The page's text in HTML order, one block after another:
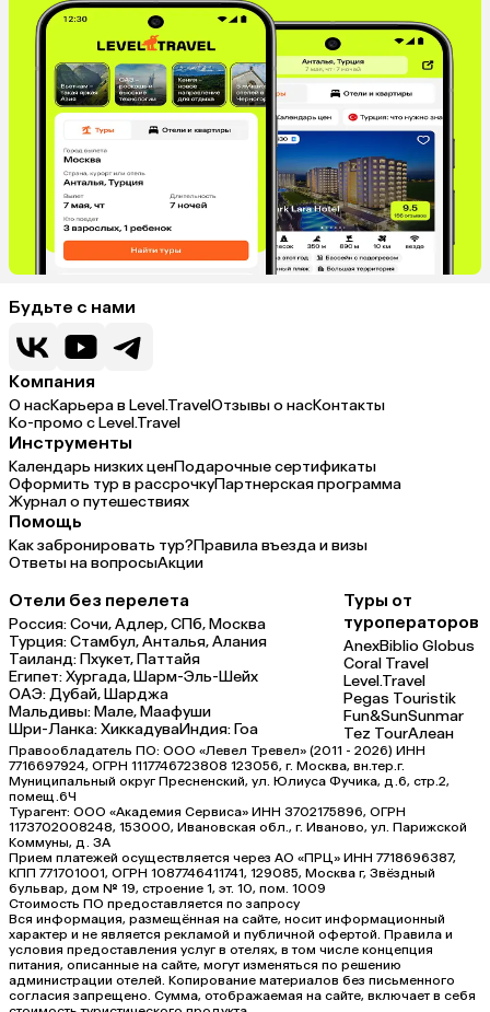
Будьте с нами
Компания
О насКарьера в Level.TravelОтзывы о насКонтакты
Ко-промо с Level.Travel
Инструменты
Календарь низких ценПодарочные сертификаты
Оформить тур в рассрочкуПартнерская программа
Журнал о путешествиях
Помощь
Как забронировать тур?Правила въезда и визы
Ответы на вопросыАкции
Отели без перелета
Россия:Сочи,Адлер,СПб,Москва
Турция:Стамбул,Анталья,Алания
Таиланд:Пхукет,Паттайя
Египет:Хургада,Шарм-Эль-Шейх
ОАЭ:Дубай,Шарджа
Мальдивы:Мале,Маафуши
Шри-Ланка:ХиккадуваИндия:Гоа
Туры от
туроператоров
AnexBiblio Globus
Coral Travel
Level.Travel
Pegas Touristik
Fun&SunSunmar
Tez TourАлеан
Правообладатель ПО: ООО «Левел Тревел» (2011 - 2026) ИНН
7716697924, ОГРН 1117746723808 123056, г. Москва, вн.тер.г.
Муниципальный округ Пресненский, ул. Юлиуса Фучика, д.6, стр.2,
помещ.6Ч
Турагент: ООО «Академия Сервиса» ИНН 3702175896, ОГРН
1173702008248, 153000, Ивановская обл., г. Иваново, ул. Парижской
Коммуны, д. ЗА
Прием платежей осуществляется через АО «ПРЦ» ИНН 7718696387,
КПП 771701001, ОГРН 1087746411741, 129085, Москва г, Звёздный
бульвар, дом № 19, строение 1, эт. 10, пом. 1009
Стоимость ПО предоставляется по запросу
Вся информация, размещённая на сайте, носит информационный
характер и не является рекламой и публичной офертой. Правила и
условия предоставления услуг в отелях, в том числе концепция
питания, описанные на сайте, могут изменяться по решению
администрации отелей. Копирование материалов без письменного
согласия запрещено. Сумма, отображаемая на сайте, включает в себя